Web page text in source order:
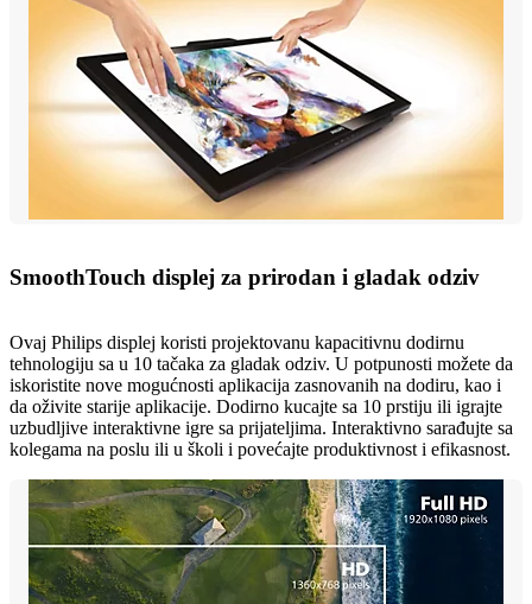
SmoothTouch displej za prirodan i gladak odziv
Ovaj Philips displej koristi projektovanu kapacitivnu dodirnu
tehnologiju sa u 10 tačaka za gladak odziv. U potpunosti možete da
iskoristite nove mogućnosti aplikacija zasnovanih na dodiru, kao i
da oživite starije aplikacije. Dodirno kucajte sa 10 prstiju ili igrajte
uzbudljive interaktivne igre sa prijateljima. Interaktivno sarađujte sa
kolegama na poslu ili u školi i povećajte produktivnost i efikasnost.